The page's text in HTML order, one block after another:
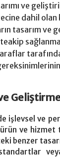
ve
dahil
tasarım ve
işlevsel ve
ve hizmet
benzer